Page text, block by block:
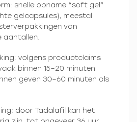
snelle opname “soft gel”
gelcapsules), meestal
van
aantallen.
volgens productclaims
binnen 15–20 minuten
geven 30–60 minuten als
door Tadalafil kan het